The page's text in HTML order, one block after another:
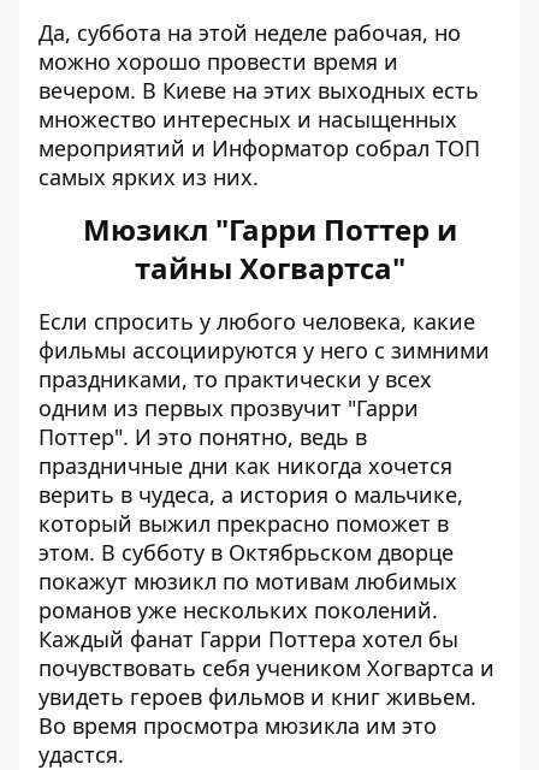
Да, суббота на этой неделе рабочая, но
можно хорошо провести время и
вечером. В Киеве на этих выходных есть
множество интересных и насыщенных
мероприятий и Информатор собрал ТОП
самых ярких из них.
Мюзикл "Гарри Поттер и
тайны Хогвартса"
Если спросить у любого человека, какие
фильмы ассоциируются у него с зимними
праздниками, то практически у всех
одним из первых прозвучит "Гарри
Поттер". И это понятно, ведь в
праздничные дни как никогда хочется
верить в чудеса, а история о мальчике,
который выжил прекрасно поможет в
этом. В субботу в Октябрьском дворце
покажут мюзикл по мотивам любимых
романов уже нескольких поколений.
Каждый фанат Гарри Поттера хотел бы
почувствовать себя учеником Хогвартса и
увидеть героев фильмов и книг живьем.
Во время просмотра мюзикла им это
удастся.